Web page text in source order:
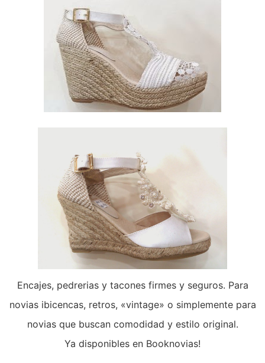
Encajes, pedrerias y tacones firmes y seguros. Para
novias ibicencas, retros, «vintage» o simplemente para
novias que buscan comodidad y estilo original.
Ya disponibles en Booknovias!